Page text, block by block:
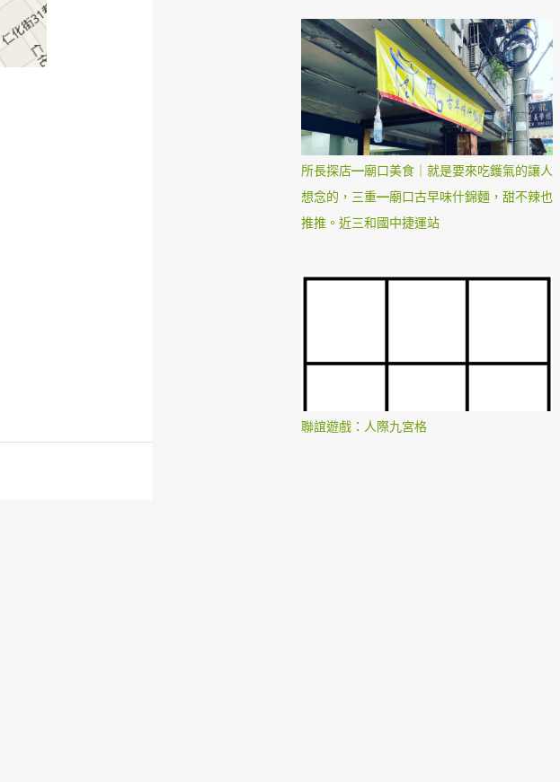
所長探店—廟口美食｜就是要來吃鑊氣的讓人
想念的，三重—廟口古早味什錦麵，甜不辣也
推推。近三和國中捷運站
聯誼遊戲：人際九宮格